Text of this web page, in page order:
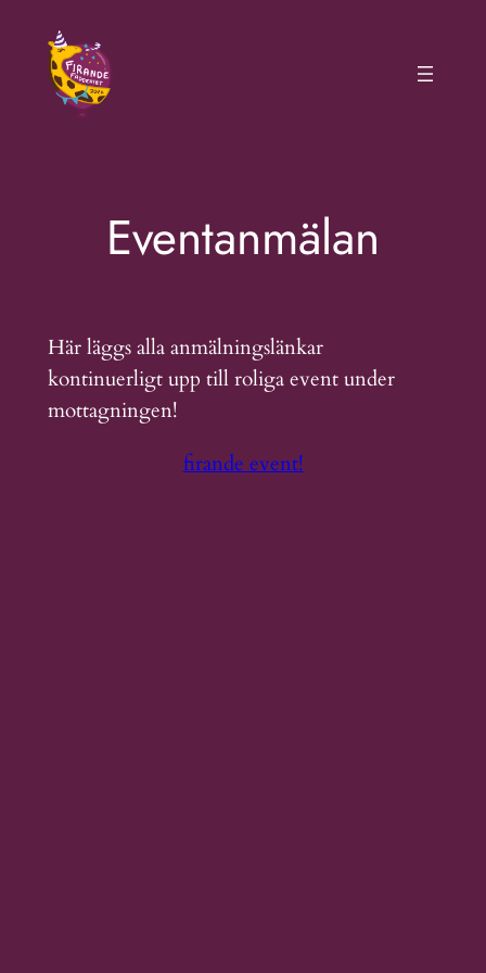
innehåll
Eventanmälan
Här läggs alla anmälningslänkar
kontinuerligt upp till roliga event under
mottagningen!
firande event!